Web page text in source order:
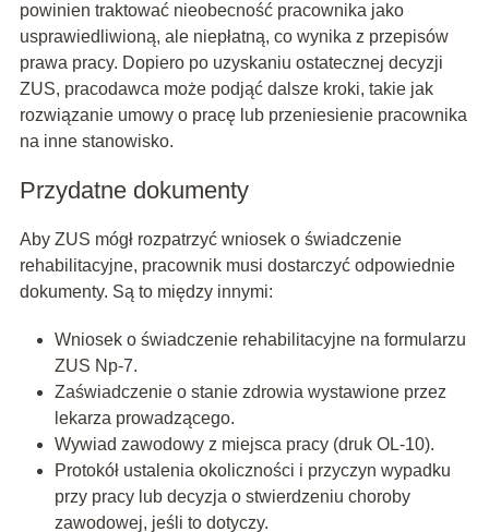
powinien traktować nieobecność pracownika jako
usprawiedliwioną, ale niepłatną, co wynika z przepisów
prawa pracy. Dopiero po uzyskaniu ostatecznej decyzji
ZUS, pracodawca może podjąć dalsze kroki, takie jak
rozwiązanie umowy o pracę lub przeniesienie pracownika
na inne stanowisko.
Przydatne dokumenty
Aby ZUS mógł rozpatrzyć wniosek o świadczenie
rehabilitacyjne, pracownik musi dostarczyć odpowiednie
dokumenty. Są to między innymi:
Wniosek o świadczenie rehabilitacyjne na formularzu
ZUS Np-7.
Zaświadczenie o stanie zdrowia wystawione przez
lekarza prowadzącego.
Wywiad zawodowy z miejsca pracy (druk OL-10).
Protokół ustalenia okoliczności i przyczyn wypadku
przy pracy lub decyzja o stwierdzeniu choroby
zawodowej, jeśli to dotyczy.